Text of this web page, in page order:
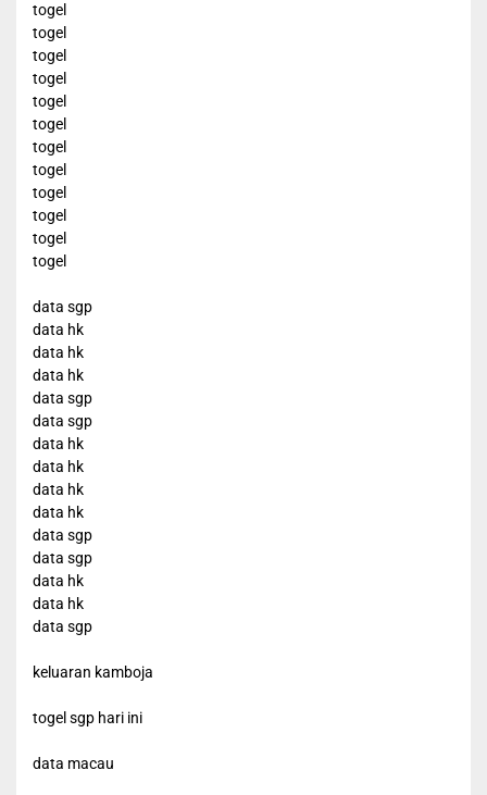
togel
togel
togel
togel
togel
togel
togel
togel
togel
togel
togel
togel
data sgp
data hk
data hk
data hk
data sgp
data sgp
data hk
data hk
data hk
data hk
data sgp
data sgp
data hk
data hk
data sgp
keluaran kamboja
togel sgp hari ini
data macau